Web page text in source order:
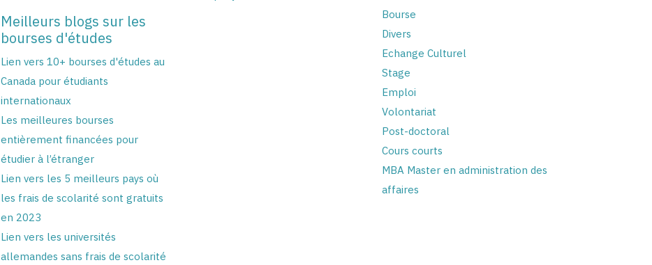
Meilleurs blogs sur les
bourses d'études
Lien vers 10+ bourses d'études au
Canada pour étudiants
internationaux
Les meilleures bourses
entièrement financées pour
étudier à l’étranger
Lien vers les 5 meilleurs pays où
les frais de scolarité sont gratuits
en 2023
Lien vers les universités
allemandes sans frais de scolarité
Bourse
Divers
Echange Culturel
Stage
Emploi
Volontariat
Post-doctoral
Cours courts
MBA Master en administration des
affaires